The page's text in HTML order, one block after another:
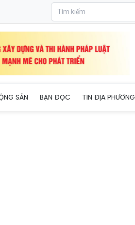
SẢN BẠN ĐỌC TIN ĐỊA PHƯƠNG